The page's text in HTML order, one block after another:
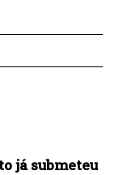
já submeteu